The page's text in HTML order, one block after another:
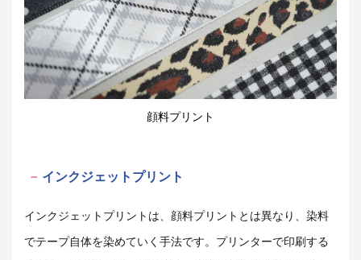
顔料プリント
インクジェットプリント
インクジェットプリントは、顔料プリントとは異なり、染料
でテープ自体を染めていく手法です。プリンターで印刷する